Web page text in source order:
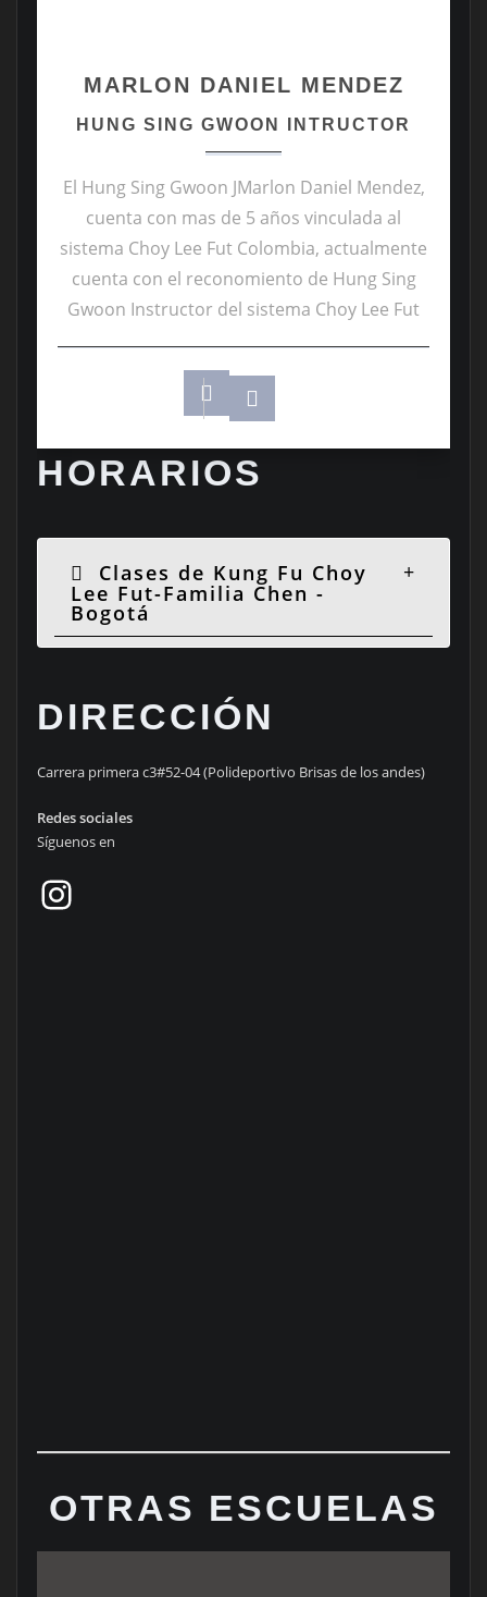
MARLON DANIEL MENDEZ
HUNG SING GWOON INTRUCTOR
El Hung Sing Gwoon JMarlon Daniel Mendez,
cuenta con mas de 5 años vinculada al
sistema Choy Lee Fut Colombia, actualmente
cuenta con el reconomiento de Hung Sing
Gwoon Instructor del sistema Choy Lee Fut
HORARIOS
Clases de Kung Fu Choy
Lee Fut-Familia Chen -
Bogotá
DIRECCIÓN
Carrera primera c3#52-04 (Polideportivo Brisas de los andes)
Redes sociales
Síguenos en
Instagram
OTRAS ESCUELAS